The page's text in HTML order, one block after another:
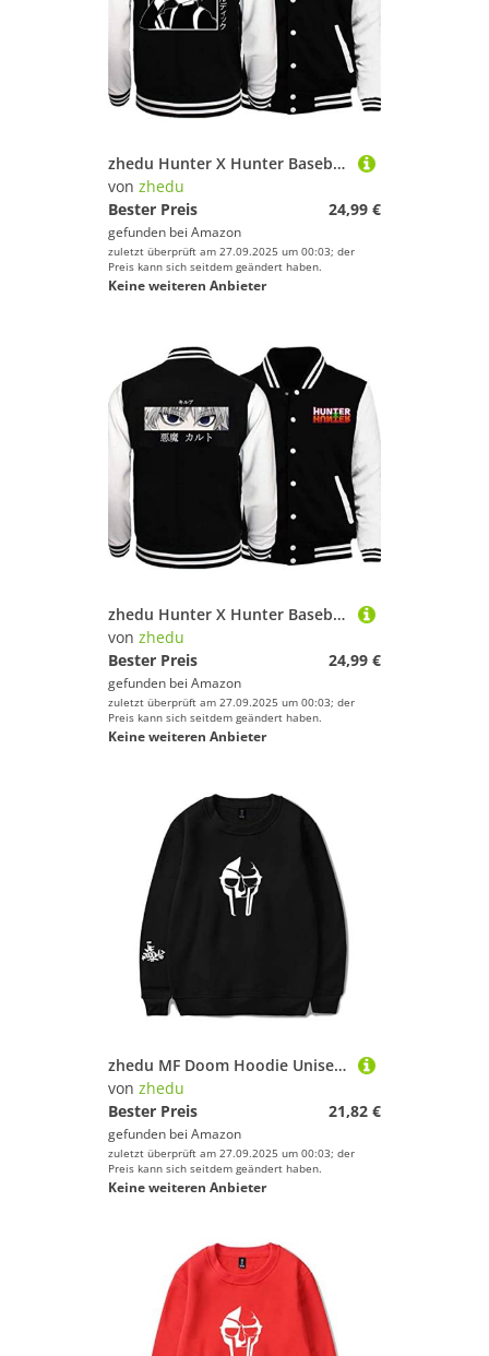
zhedu Hunter X Hunter Baseballuniform Hoodie Japan Anime Trainingsanzug Herren Bomberjacke Winter Streetwear Harajuku (XXS,Color 01)
von zhedu
Bester Preis
24,99 €
gefunden bei Amazon
zuletzt überprüft am 27.09.2025 um 00:03; der
Preis kann sich seitdem geändert haben.
Keine weiteren Anbieter
zhedu Hunter X Hunter Baseballuniform Hoodie Japan Anime Trainingsanzug Herren Bomberjacke Winter Streetwear Harajuku (S,Color 04)
von zhedu
Bester Preis
24,99 €
gefunden bei Amazon
zuletzt überprüft am 27.09.2025 um 00:03; der
Preis kann sich seitdem geändert haben.
Keine weiteren Anbieter
zhedu MF Doom Hoodie Unisex Trainingsanzug Damen/Herren Oberbekleidung Harajuku Streetwear Rapper Mode Kleidung Übergröße (M,Color 1)
von zhedu
Bester Preis
21,82 €
gefunden bei Amazon
zuletzt überprüft am 27.09.2025 um 00:03; der
Preis kann sich seitdem geändert haben.
Keine weiteren Anbieter